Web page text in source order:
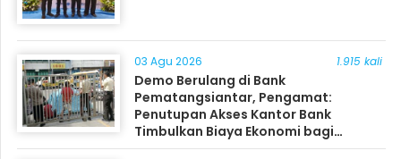
03 Agu 2026 1.915 kali
Demo Berulang di Bank
Pematangsiantar, Pengamat:
Penutupan Akses Kantor Bank
Timbulkan Biaya Ekonomi bagi
Masyarakat